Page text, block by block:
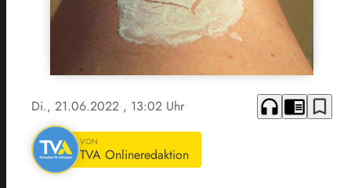
Di., 21.06.2022 , 13:02 Uhr headphones chrome_reader_mode bookmark_border
VON
TVA Onlineredaktion